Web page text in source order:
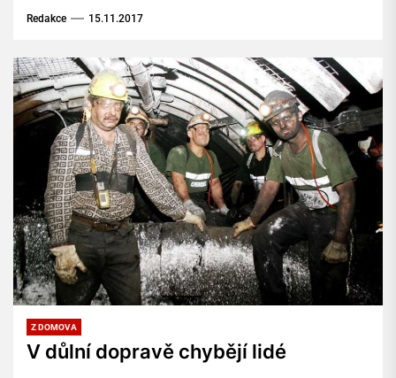
švýcarská společnost Kuhn Schweiz.
Redakce 15.11.2017
Z DOMOVA
V důlní dopravě chybějí lidé